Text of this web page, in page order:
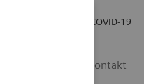
COVID-19
Kontakt